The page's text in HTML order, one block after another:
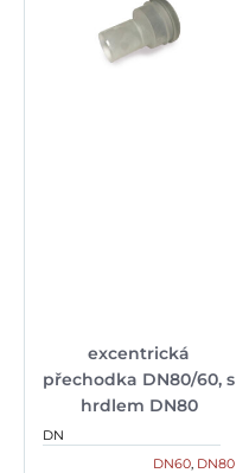
excentrická
přechodka DN80/60, s
hrdlem DN80
DN
DN60 DN80